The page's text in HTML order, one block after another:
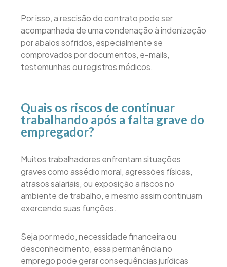
Por isso, a rescisão do contrato pode ser
acompanhada de uma condenação à indenização
por abalos sofridos, especialmente se
comprovados por documentos, e-mails,
testemunhas ou registros médicos.
Quais os riscos de continuar
trabalhando após a falta grave do
empregador?
Muitos trabalhadores enfrentam situações
graves como assédio moral, agressões físicas,
atrasos salariais, ou exposição a riscos no
ambiente de trabalho, e mesmo assim continuam
exercendo suas funções.
Seja por medo, necessidade financeira ou
desconhecimento, essa permanência no
emprego pode gerar consequências jurídicas